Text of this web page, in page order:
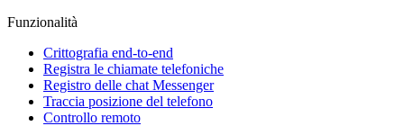
Funzionalità
Crittografia end-to-end
Registra le chiamate telefoniche
Registro delle chat Messenger
Traccia posizione del telefono
Controllo remoto